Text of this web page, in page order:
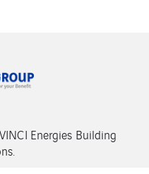
Energies Building